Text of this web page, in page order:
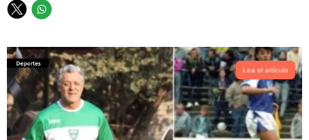
T
i
t
t
e
W
a
t
a
p
p
Lea el artículo